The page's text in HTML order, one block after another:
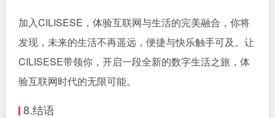
加入CILISESE，体验互联网与生活的完美融合，你将
发现，未来的生活不再遥远，便捷与快乐触手可及。让
CILISESE带领你，开启一段全新的数字生活之旅，体
验互联网时代的无限可能。
8.结语